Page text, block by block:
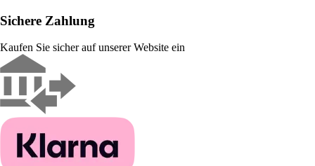
Sichere Zahlung
Kaufen Sie sicher auf unserer Website ein